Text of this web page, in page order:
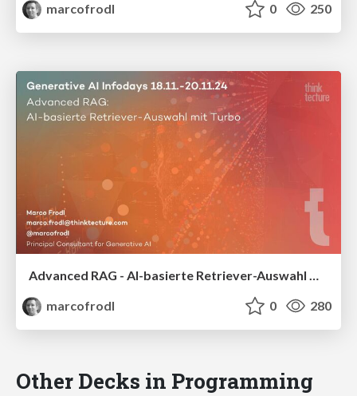
marcofrodl
0 250
Advanced RAG - AI-basierte Retriever-Auswahl mit Turbo durch Semantic Router
marcofrodl
0 280
Other Decks in Programming